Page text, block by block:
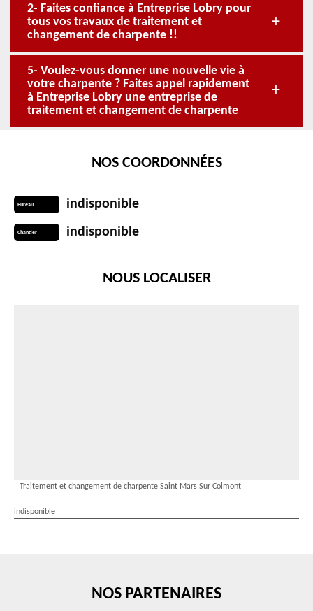
2- Faites confiance à Entreprise Lobry pour
tous vos travaux de traitement et
changement de charpente !!
5- Voulez-vous donner une nouvelle vie à
votre charpente ? Faites appel rapidement
à Entreprise Lobry une entreprise de
traitement et changement de charpente
NOS COORDONNÉES
Bureau indisponible
Chantier indisponible
NOUS LOCALISER
Traitement et changement de charpente Saint Mars Sur Colmont
indisponible
NOS PARTENAIRES